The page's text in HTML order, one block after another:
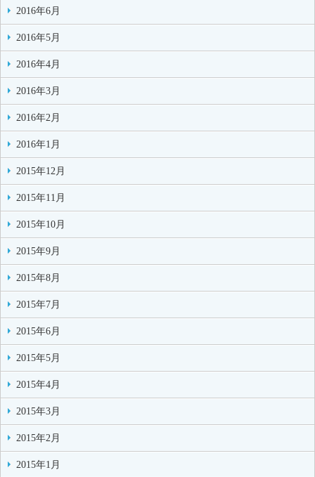
2016年6月
2016年5月
2016年4月
2016年3月
2016年2月
2016年1月
2015年12月
2015年11月
2015年10月
2015年9月
2015年8月
2015年7月
2015年6月
2015年5月
2015年4月
2015年3月
2015年2月
2015年1月